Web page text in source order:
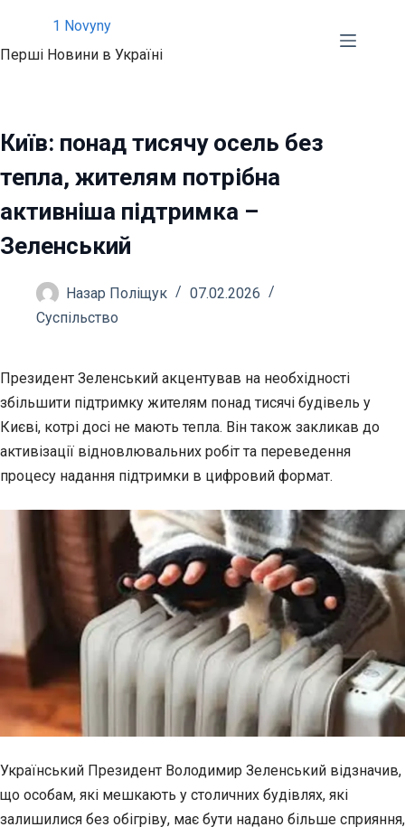
вмісту
1 Novyny
Перші Новини в Україні
Київ: понад тисячу осель без
тепла, жителям потрібна
активніша підтримка –
Зеленський
Назар Поліщук
07.02.2026
Суспільство
Президент Зеленський акцентував на необхідності
збільшити підтримку жителям понад тисячі будівель у
Києві, котрі досі не мають тепла. Він також закликав до
активізації відновлювальних робіт та переведення
процесу надання підтримки в цифровий формат.
Український Президент Володимир Зеленський відзначив,
що особам, які мешкають у столичних будівлях, які
залишилися без обігріву, має бути надано більше сприяння,